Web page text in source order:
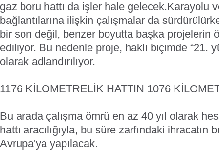
gaz boru hattı da işler hale gelecek.Karayolu
bağlantılarına ilişkin çalışmalar da
bir son değil, benzer boyutta başka projelerin
ediliyor. Bu nedenle proje, haklı biçimde “21.
olarak adlandırılıyor.
1176 KİLOMETRELİK HATTIN 1076
Bu arada çalışma ömrü en az 40 yıl olarak
hattı aracılığıyla, bu süre zarfındaki ihracatın
Avrupa'ya yapılacak.